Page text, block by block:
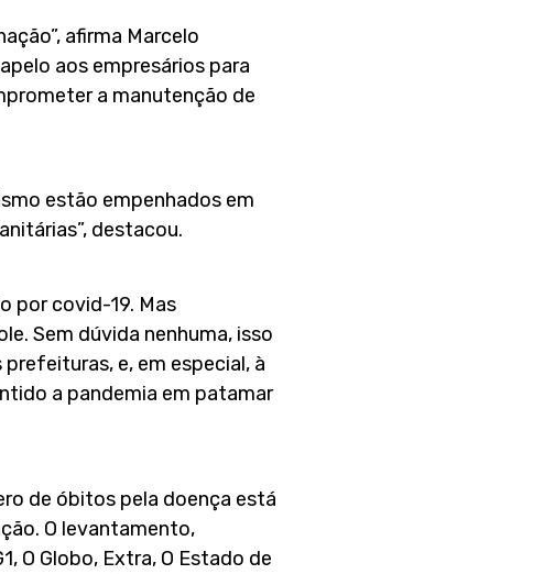
afirma Marcelo
aos empresários para
a manutenção de
estão empenhados em
destacou.
por covid-19. Mas
Sem dúvida nenhuma, isso
e, em especial, à
a pandemia em patamar
de óbitos pela doença está
O levantamento,
O Globo, Extra, O Estado de